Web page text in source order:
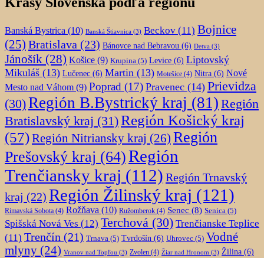
Banská Bystrica (10) Banská Štiavnica (3) Beckov (11) Bojnice
(25) Bratislava (23) Bánovce nad Bebravou (6) Detva (3)
Jánošík (28) Košice (9) Krupina (5) Levice (6) Liptovský
Mikuláš (13) Lučenec (6) Martin (13) Motešice (4) Nitra (6) Nové
Mesto nad Váhom (9) Poprad (17) Pravenec (14) Prievidza
(30)Región B.Bystrický kraj (81) Región
Bratislavský kraj (31)Región Košický kraj
(57)Región Nitriansky kraj (26) Región
Prešovský kraj (64)Región
Trenčiansky kraj (112) Región Trnavský
kraj (22) Región Žilinský kraj (121)
Rimavská Sobota (4) Rožňava (10) Ružomberok (4) Senec (8) Senica (5)
Spišská Nová Ves (12) Terchová (30) Trenčianske Teplice
(11) Trenčín (21) Trnava (5) Tvrdošín (6) Uhrovec (5) Vodné
mlyny (24) Vranov nad Topľou (3) Zvolen (4) Žiar nad Hronom (3) Žilina (6)